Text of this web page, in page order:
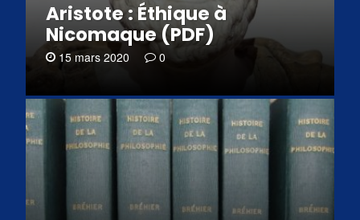
Aristote : Éthique à
Nicomaque (PDF)
15 mars 2020 0